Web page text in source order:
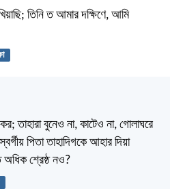
তিনি ত আমার দক্ষিণে, আমি
তাহারা বুনেও না, কাটেও না, গোলাঘরে
পিতা তাহাদিগকে আহার দিয়া
অধিক শ্রেষ্ঠ নও?